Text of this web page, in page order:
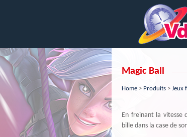
Magic Ball
Home > Produits > Jeux
En freinant la
bille dans la case de